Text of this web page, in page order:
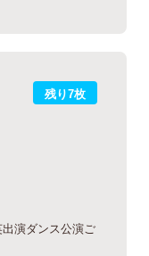
残り7枚
演ダンス公演ご